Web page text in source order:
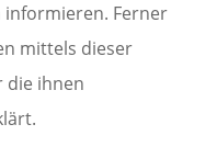
informieren. Ferner
mittels dieser
die ihnen